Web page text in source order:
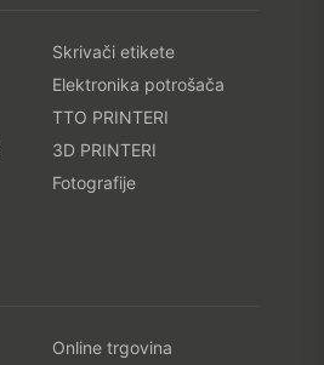
Skrivači etikete
Elektronika potrošača
TTO PRINTERI
3D PRINTERI
Fotografije
Online trgovina